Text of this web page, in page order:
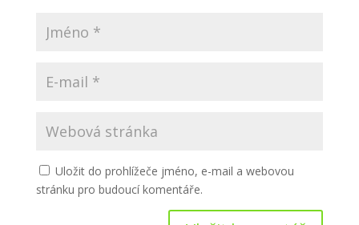
Uložit do prohlížeče jméno, e-mail a webovou
stránku pro budoucí komentáře.